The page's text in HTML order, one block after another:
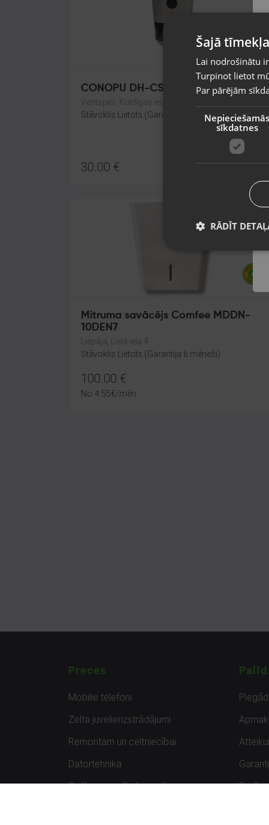
CONOPU DH-CS02
Ventspils, Kuldīgas iela 26
Stāvoklis Lietots (Garantija 6 mēneši)
30.00 €
Mitruma savācējs Comfee MDDN-
10DEN7
Liepāja, Lielā iela 4
Stāvoklis Lietots (Garantija 6 mēneši)
100.00 €
No 4.55€/mēn.
Preces
Mobilie telefoni
Zelta juvelierizstrādājumi
Remontam un celtniecībai
Datortehnika
Spēles un spēļu konsoles
Preču
Šajā
Lai nodrošinātu
Turpinot lietot
Par pārējām
Nepieciešamās
sīkdatnes
RĀDĪT